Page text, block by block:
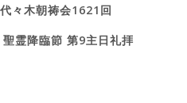
々木朝祷会1621回
霊降臨節 第9主日礼拝